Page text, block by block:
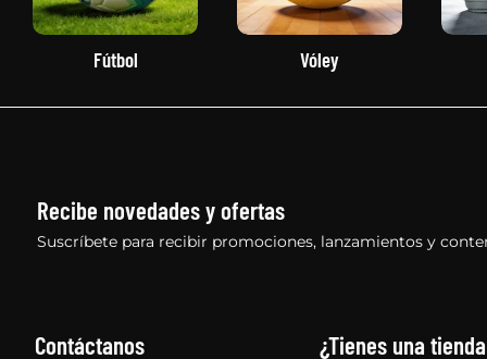
Fútbol Vóley
Recibe novedades y ofertas
Suscríbete para recibir promociones, lanzamientos y
Contáctanos
¿Tienes una tienda